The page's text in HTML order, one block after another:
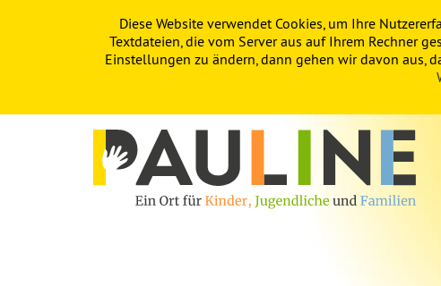
PAULINE KITA FÖRDERVEREIN
Diese Website verwendet Cookies, um Ihre
Textdateien, die vom Server aus auf Ihrem Rechner
Einstellungen zu ändern, dann gehen wir davon aus,